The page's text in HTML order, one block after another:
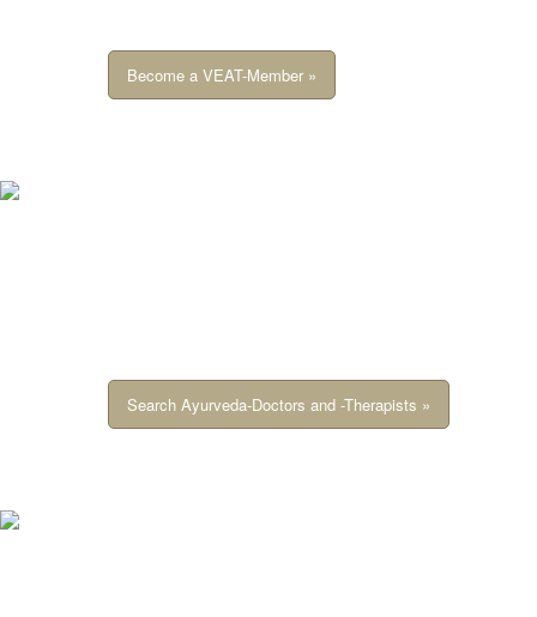
Become a VEAT-Member »
Search Ayurveda-Doctors and -Therapists »